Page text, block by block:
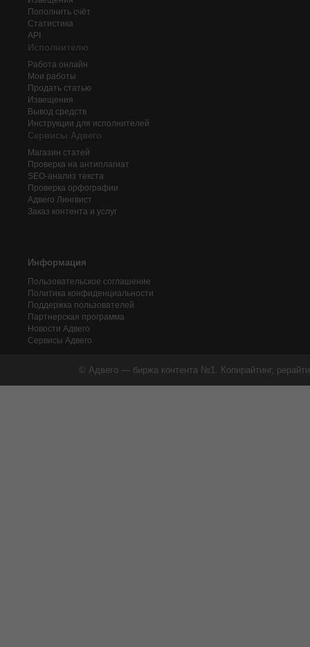
Пополнить счёт
Статистика
API
Исполнителю
Работа онлайн
Мои работы
Продать статью
Извещения
Вывод средств
Инструкции для исполнителей
Сервисы Адвего
Магазин статей
Проверка на антиплагиат
SEO-анализ текста
Проверка орфографии
Адвего Лингвист
Заказ контента и услуг
Информация
Пользовательское соглашение
Политика конфиденциальности
Поддержка пользователей
Партнерская программа
Новости Адвего
Сервисы Адвего
© Адвего — биржа контента №1. Копирайтинг,